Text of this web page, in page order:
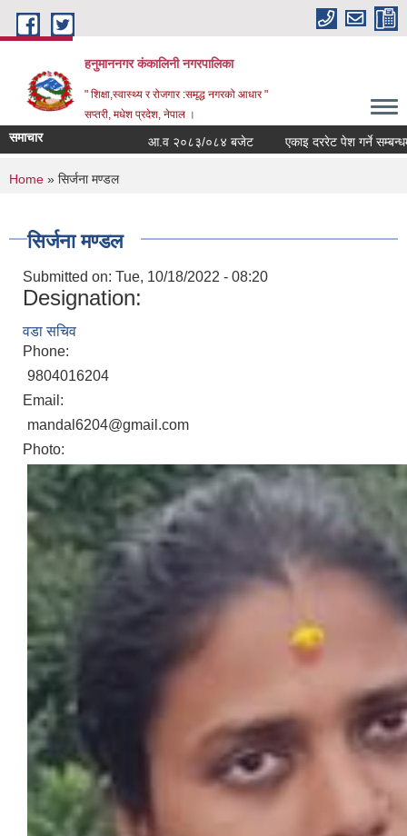
Skip to main content
हनुमाननगर कंकालिनी नगरपालिका
" शिक्षा,स्वास्थ्य र रोजगार :समृद्ध नगरको आधार "
सप्तरी, मधेश प्रदेश, नेपाल ।
समाचार आ.व २०८३/०८४ बजेट एकाइ दररेट पेश गर्ने सम्बन्धमा
You are here
Home » सिर्जना मण्डल
सिर्जना मण्डल
Submitted on: Tue, 10/18/2022 - 08:20
Designation:
वडा सचिव
Phone:
9804016204
Email:
mandal6204@gmail.com
Photo: